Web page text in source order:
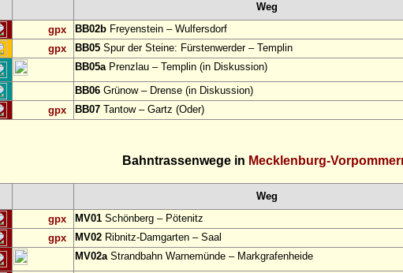
Weg
gpx
BB02b Freyenstein – Wulfersdorf
gpx
BB05 Spur der Steine: Fürstenwerder – Templin
BB05aPrenzlau – Templin (in Diskussion)
BB06 Grünow – Drense (in Diskussion)
gpx
BB07 Tantow – Gartz (Oder)
Bahntrassenwege in Mecklenburg-
Weg
gpx
MV01 Schönberg – Pötenitz
gpx
MV02 Ribnitz-Damgarten – Saal
MV02aStrandbahn Warnemünde – Markgrafenheide